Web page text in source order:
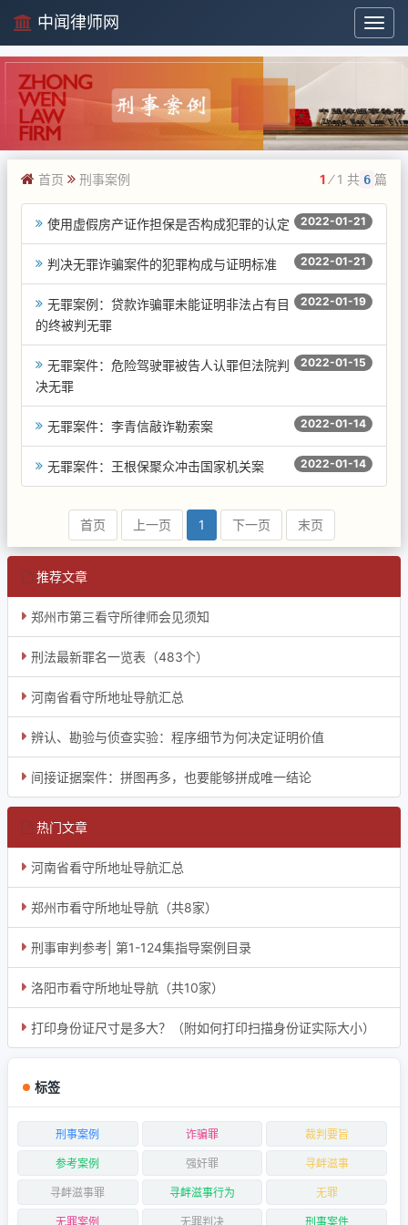
中
闻
网
中闻律师网
首页 刑事案例 1 ⁄ 1 共 6 篇
2022-01-21
使用虚假房产证作担保是否构成犯罪的认定
2022-01-21
判决无罪诈骗案件的犯罪构成与证明标准
2022-01-19
无罪案例：贷款诈骗罪未能证明非法占有目
的终被判无罪
2022-01-15
无罪案件：危险驾驶罪被告人认罪但法院判
决无罪
2022-01-14
无罪案件：李青信敲诈勒索案
2022-01-14
无罪案件：王根保聚众冲击国家机关案
首页 上一页 1 下一页 末页
推荐文章
郑州市第三看守所律师会见须知
刑法最新罪名一览表（483个）
河南省看守所地址导航汇总
辨认、勘验与侦查实验：程序细节为何决定证明价值
间接证据案件：拼图再多，也要能够拼成唯一结论
热门文章
河南省看守所地址导航汇总
郑州市看守所地址导航（共8家）
刑事审判参考| 第1-124集指导案例目录
洛阳市看守所地址导航（共10家）
打印身份证尺寸是多大？（附如何打印扫描身份证实际大小）
标签
刑事案例 诈骗罪 裁判要旨
参考案例 强奸罪 寻衅滋事
寻衅滋事罪 寻衅滋事行为 无罪
无罪案例 无罪判决 刑事案件